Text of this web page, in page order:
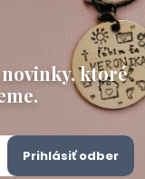
novinky, ktoré
Prihlásiť odber